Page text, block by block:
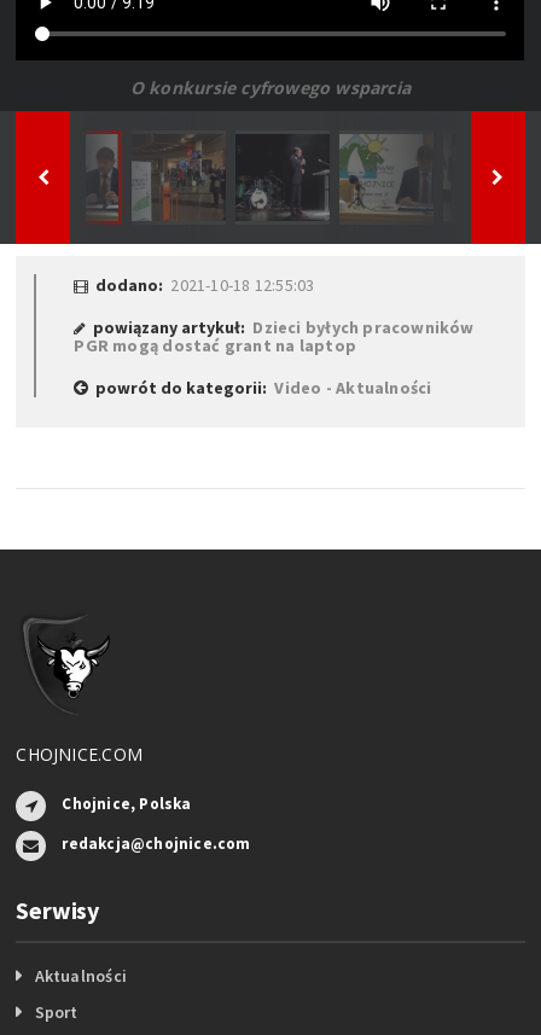
O konkursie cyfrowego wsparcia
dodano: 2021-10-18 12:55:03
powiązany artykuł: Dzieci byłych pracowników
PGR mogą dostać grant na laptop
powrót do kategorii:Video - Aktualności
CHOJNICE.COM
Chojnice, Polska
redakcja@chojnice.com
Serwisy
Aktualności
Sport